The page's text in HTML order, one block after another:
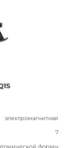
электромагнитная
7
формы